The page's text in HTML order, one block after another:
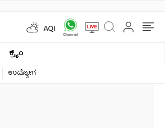
AQI
ಕ್ರೈಂ
ಉದ್ಯೋಗ